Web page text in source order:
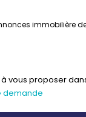
immobilière
vous proposer
demande